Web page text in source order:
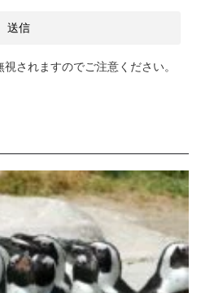
されますのでご注意ください。